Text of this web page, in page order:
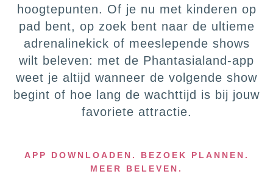
hoogtepunten. Of je nu met kinderen op
pad bent, op zoek bent naar de ultieme
adrenalinekick of meeslepende shows
wilt beleven: met de Phantasialand‑app
weet je altijd wanneer de volgende show
begint of hoe lang de wachttijd is bij jouw
favoriete attractie.
APP DOWNLOADEN. BEZOEK PLANNEN.
MEER BELEVEN.